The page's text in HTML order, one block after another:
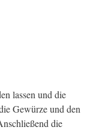
lassen und die
Gewürze und den
die